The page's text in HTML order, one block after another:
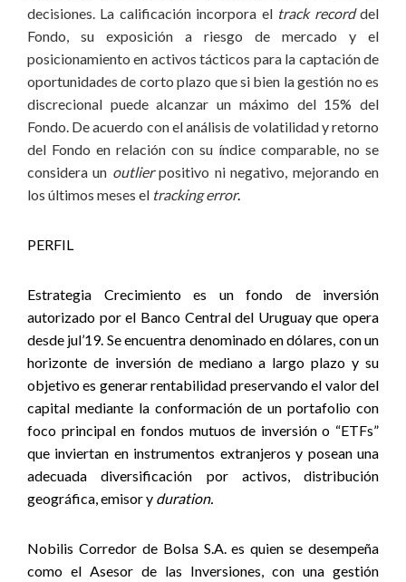
decisiones. La calificación incorpora el track recorddel
Fondo, su exposición a riesgo de mercado y el
posicionamiento en activos tácticos para la captación de
oportunidades de corto plazo que si bien la gestión no es
discrecional puede alcanzar un máximo del 15% del
Fondo. De acuerdo con el análisis de volatilidad y retorno
del Fondo en relación con su índice comparable, no se
considera un outlierpositivo ni negativo, mejorando en
los últimos meses el tracking error.
PERFIL
Estrategia Crecimiento es un fondo de inversión
autorizado por el Banco Central del Uruguay que opera
desde jul’19. Se encuentra denominado en dólares, con un
horizonte de inversión de mediano a largo plazo y su
objetivo es generar rentabilidad preservando el valor del
capital mediante la conformación de un portafolio con
foco principal en fondos mutuos de inversión o “ETFs”
que inviertan en instrumentos extranjeros y posean una
adecuada diversificación por activos, distribución
geográfica, emisor y duration.
Nobilis Corredor de Bolsa S.A. es quien se desempeña
como el Asesor de las Inversiones, con una gestión